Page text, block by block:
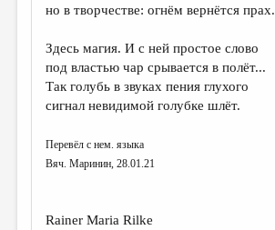
ИЗБРАННОЕ
ДАЙДЖЕСТ
ПЕРЕВОДЫ
ДЕТСКАЯ КОМНАТА
но в творчестве: огнём вернётся прах.
Здесь магия. И с ней простое слово
под властью чар срывается в полёт...
Так голубь в звуках пения глухого
сигнал невидимой голубке шлёт.
Перевёл с нем. языка
Вяч. Маринин, 28.01.21
Rainer Maria Rilke